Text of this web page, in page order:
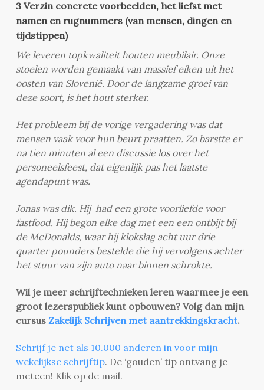
3 Verzin concrete voorbeelden, het liefst met
namen en rugnummers (van mensen, dingen en
tijdstippen)
We leveren topkwaliteit houten meubilair. Onze
stoelen worden gemaakt van massief eiken uit het
oosten van Slovenië. Door de langzame groei van
deze soort, is het hout sterker.
Het probleem bij de vorige vergadering was dat
mensen vaak voor hun beurt praatten. Zo barstte er
na tien minuten al een discussie los over het
personeelsfeest, dat eigenlijk pas het laatste
agendapunt was.
Jonas was dik. Hij had een grote voorliefde voor
fastfood. Hij begon elke dag met een een ontbijt bij
de McDonalds, waar hij klokslag acht uur drie
quarter pounders bestelde die hij vervolgens achter
het stuur van zijn auto naar binnen schrokte.
Wil je meer schrijftechnieken leren waarmee je een
groot lezerspubliek kunt opbouwen? Volg dan mijn
cursus Zakelijk Schrijven met aantrekkingskracht.
Schrijf je net als 10.000 anderen in voor mijn
wekelijkse schrijftip. De ‘gouden’ tip ontvang je
meteen! Klik op de mail.